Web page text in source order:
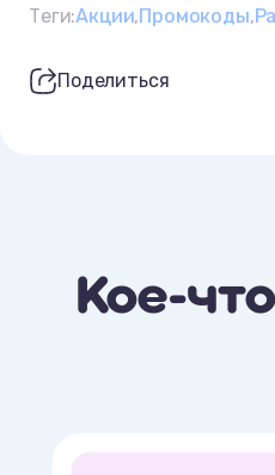
Теги:Акции Промокоды
Поделиться
Кое-